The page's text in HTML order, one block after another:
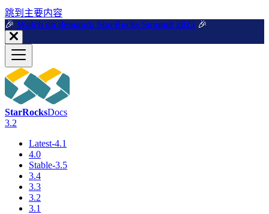
跳到主要内容
🎉️ Watch on demand: StarRocks Summit 2025 🎉️
StarRocksDocs
3.2
Latest-4.1
4.0
Stable-3.5
3.4
3.3
3.2
3.1